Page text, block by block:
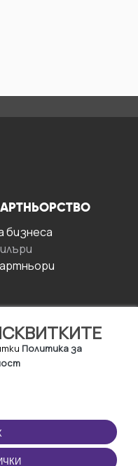
Политика за
бизнесa